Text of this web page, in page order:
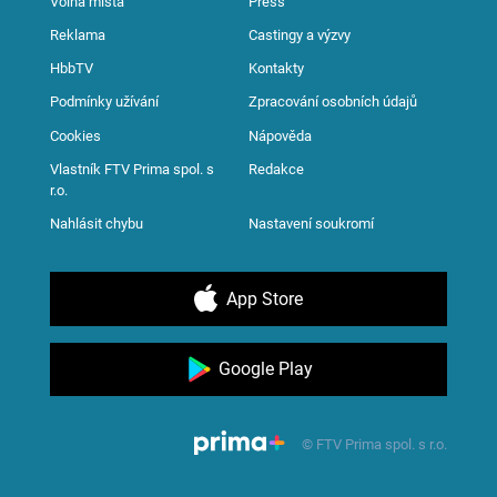
Reklama Castingy a výzvy
HbbTV Kontakty
Podmínky užívání Zpracování osobních údajů
Cookies Nápověda
Vlastník FTV Prima spol. s
r.o.
Redakce
Nahlásit chybu Nastavení soukromí
App Store
Google Play
© FTV Prima spol. s r.o.